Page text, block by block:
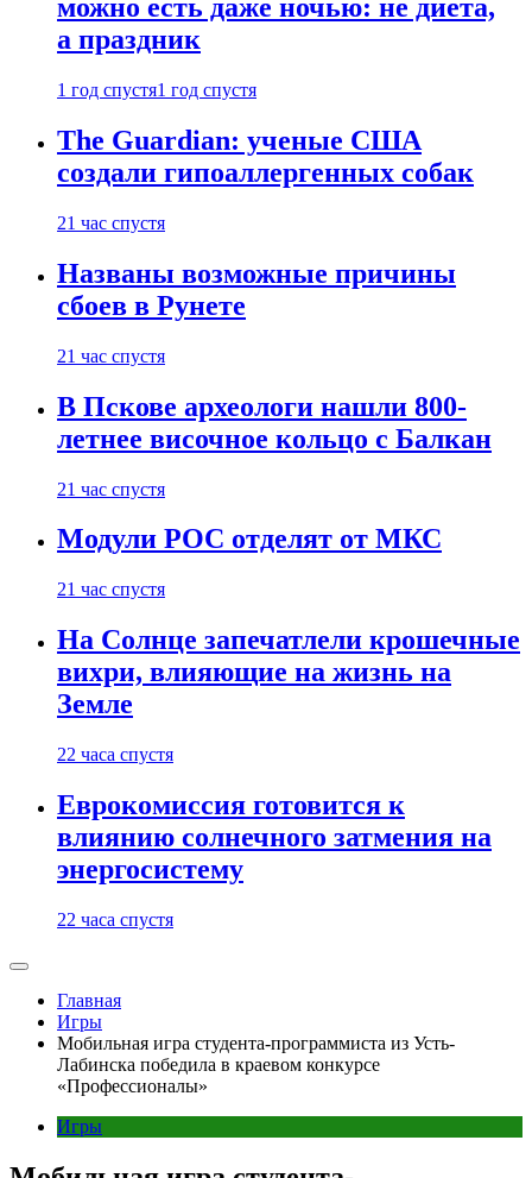
можно есть даже ночью: не диета,
а праздник
1 год спустя1 год спустя
The Guardian: ученые США
создали гипоаллергенных собак
21 час спустя
Названы возможные причины
сбоев в Рунете
21 час спустя
В Пскове археологи нашли 800-
летнее височное кольцо с Балкан
21 час спустя
Модули РОС отделят от МКС
21 час спустя
На Солнце запечатлели крошечные
вихри, влияющие на жизнь на
Земле
22 часа спустя
Еврокомиссия готовится к
влиянию солнечного затмения на
энергосистему
22 часа спустя
Главная
Игры
Мобильная игра студента-программиста из Усть-
Лабинска победила в краевом конкурсе
«Профессионалы»
Игры